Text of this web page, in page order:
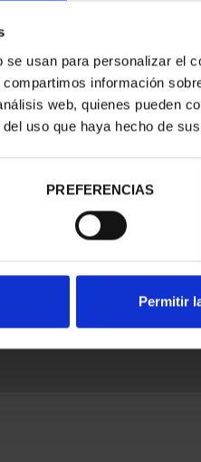
usan para personalizar el
información
web, quienes pueden
uso que haya hecho de
PREFERENCIAS
Permitir